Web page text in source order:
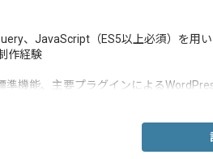
、JavaScript（ES5以上必須）を用
作経験
準機能、主要プラグインによる